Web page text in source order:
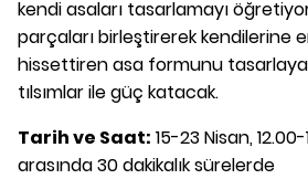
kendi asaları tasarlamayı
parçaları birleştirerek kendilerine
hissettiren asa formunu
tılsımlar ile güç katacak.
Tarih ve Saat: 15-23 Nisan,
arasında 30 dakikalık sürelerde